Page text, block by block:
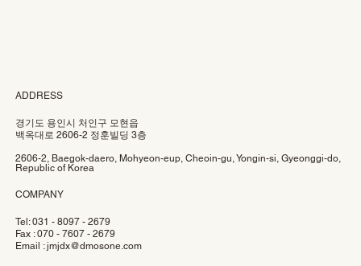
ADDRESS
경기도 용인시 처인구 모현읍
백옥대로 2606-2 정훈빌딩 3층
2606-2, Baegok-daero, Mohyeon-eup, Cheoin-gu, Yongin-si, Gyeonggi-do,
Republic of Korea
COMPANY
Tel: 031 - 8097 - 2679
Fax : 070 - 7607 - 2679
Email :jmjdx@dmosone.com